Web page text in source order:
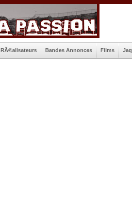
RÃ©alisateurs Bandes Annonces Films